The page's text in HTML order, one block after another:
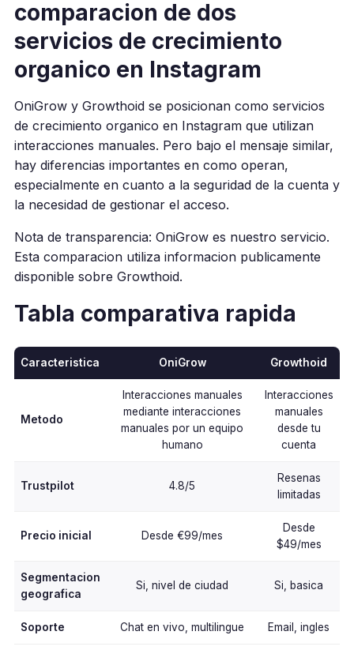
comparacion de dos
servicios de crecimiento
organico en Instagram
OniGrow y Growthoid se posicionan como servicios
de crecimiento organico en Instagram que utilizan
interacciones manuales. Pero bajo el mensaje similar,
hay diferencias importantes en como operan,
especialmente en cuanto a la seguridad de la cuenta y
la necesidad de gestionar el acceso.
Nota de transparencia: OniGrow es nuestro servicio.
Esta comparacion utiliza informacion publicamente
disponible sobre Growthoid.
Tabla comparativa rapida
Caracteristica OniGrow Growthoid
Metodo
Interacciones manuales
mediante interacciones
manuales por un equipo
humano
Interacciones
manuales
desde tu
cuenta
Trustpilot 4.8/5
Resenas
limitadas
Precio inicial Desde €99/mes
Desde
$49/mes
Segmentacion
geografica
Si, nivel de ciudad Si, basica
Soporte Chat en vivo, multilingue Email, ingles